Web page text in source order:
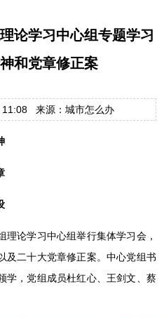
论学习中心组专题学习
和党章修正案
11:08 来源：城市怎么办
理论学习中心组举行集体学习会，
及二十大党章修正案。中心党组书
学，党组成员杜红心、王剑文、蔡